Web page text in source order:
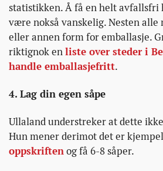
statistikken. Å få en helt avfallsfri
være nokså vanskelig. Nesten
eller annen form for emballasje.
riktignok enliste over steder i
handle emballasjefritt.
4. Lag din egen såpe
Ullaland understreker at dette
Hun mener derimot det er
oppskriftenog få 6-8 såper.